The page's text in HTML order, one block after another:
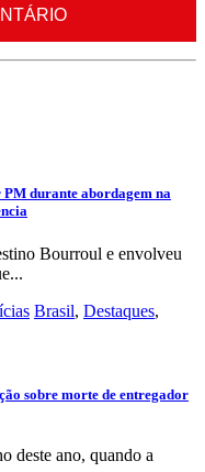
durante abordagem na
Bourroul e envolveu
Brasil, Destaques,
sobre morte de entregador
deste ano, quando a